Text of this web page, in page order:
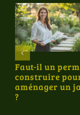
Faut-il un
construire
aménager un
?